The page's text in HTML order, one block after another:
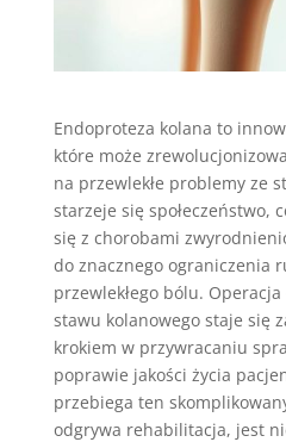
Endoproteza kolana to
które może
na przewlekłe problemy ze
starzeje się społeczeństwo,
się z chorobami
do znacznego ograniczenia
przewlekłego bólu.
stawu kolanowego staje się
krokiem w przywracaniu
poprawie jakości życia
przebiega ten
odgrywa rehabilitacja, jest